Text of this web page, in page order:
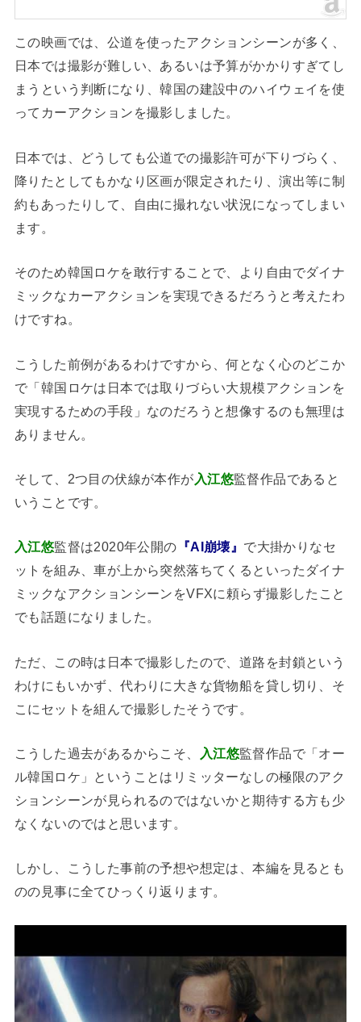
この映画では、公道を使ったアクションシーンが多く、
日本では撮影が難しい、あるいは予算がかかりすぎてし
まうという判断になり、韓国の建設中のハイウェイを使
ってカーアクションを撮影しました。
日本では、どうしても公道での撮影許可が下りづらく、
降りたとしてもかなり区画が限定されたり、演出等に制
約もあったりして、自由に撮れない状況になってしまい
ます。
そのため韓国ロケを敢行することで、より自由でダイナ
ミックなカーアクションを実現できるだろうと考えたわ
けですね。
こうした前例があるわけですから、何となく心のどこか
で「韓国ロケは日本では取りづらい大規模アクションを
実現するための手段」なのだろうと想像するのも無理は
ありません。
そして、2つ目の伏線が本作が 入江悠監督作品であると
いうことです。
入江悠監督は2020年公開の 『AI崩壊』 で大掛かりなセ
ットを組み、車が上から突然落ちてくるといったダイナ
ミックなアクションシーンをVFXに頼らず撮影したこと
でも話題になりました。
ただ、この時は日本で撮影したので、道路を封鎖という
わけにもいかず、代わりに大きな貨物船を貸し切り、そ
こにセットを組んで撮影したそうです。
こうした過去があるからこそ、 入江悠監督作品で「オー
ル韓国ロケ」ということはリミッターなしの極限のアク
ションシーンが見られるのではないかと期待する方も少
なくないのではと思います。
しかし、こうした事前の予想や想定は、本編を見るとも
のの見事に全てひっくり返ります。